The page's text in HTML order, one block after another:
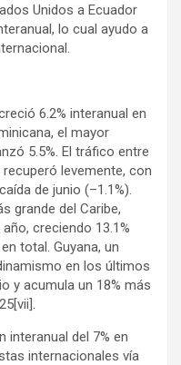
Unidos a Ecuador
lo cual ayudo a
6.2% interanual en
el mayor
5.5%. El tráfico entre
recuperó levemente, con
de junio (–1.1%).
grande del Caribe,
creciendo 13.1%
total. Guyana, un
en los últimos
y acumula un 18% más
interanual del 7% en
internacionales vía